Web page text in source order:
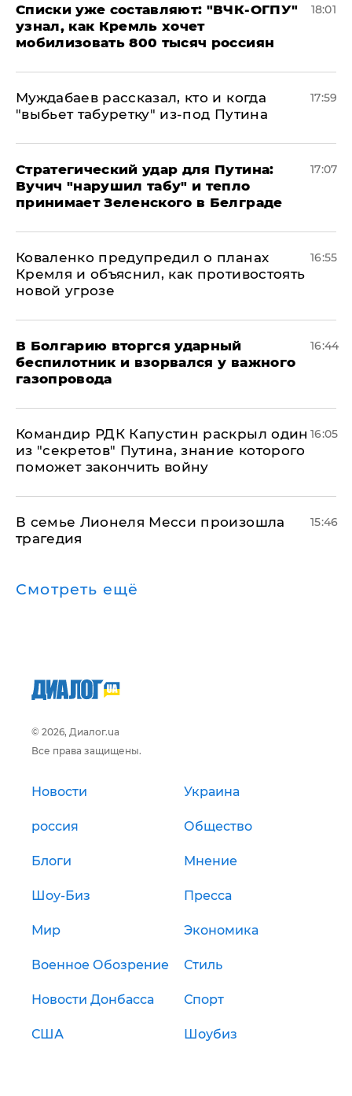
Списки уже составляют: "ВЧК-ОГПУ"
узнал, как Кремль хочет
мобилизовать 800 тысяч россиян
18:01
Муждабаев рассказал, кто и когда
"выбьет табуретку" из-под Путина
17:59
Стратегический удар для Путина:
Вучич "нарушил табу" и тепло
принимает Зеленского в Белграде
17:07
Коваленко предупредил о планах
Кремля и объяснил, как противостоять
новой угрозе
16:55
В Болгарию вторгся ударный
беспилотник и взорвался у важного
газопровода
16:44
Командир РДК Капустин раскрыл один
из "секретов" Путина, знание которого
поможет закончить войну
16:05
В семье Лионеля Месси произошла
трагедия
15:46
Смотреть ещё
© 2026, Диалог.ua
Все права защищены.
Новости Украина
россия Общество
Блоги Мнение
Шоу-Биз Пресса
Мир Экономика
Военное Обозрение Стиль
Новости Донбасса Спорт
США Шоубиз